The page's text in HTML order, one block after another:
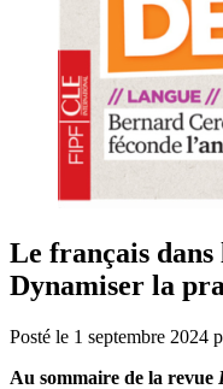
Le français dans
Dynamiser la
Posté le 1 septembre 2024
Au sommaire de la revue